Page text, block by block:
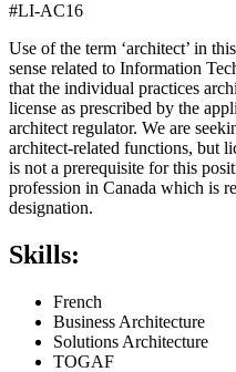
#LI-AC16
Use of the term ‘architect’ in
sense related to Information
that the individual practices
license as prescribed by the
architect regulator. We are
architect-related functions, but
is not a prerequisite for this
profession in Canada which is
designation.
Skills:
French
Business Architecture
Solutions Architecture
TOGAF